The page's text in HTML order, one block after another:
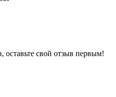
оставьте свой отзыв первым!